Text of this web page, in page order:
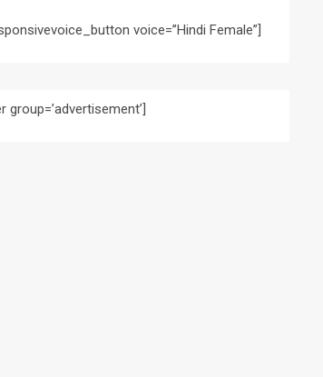
voice=”Hindi Female”]
group=’advertisement’]